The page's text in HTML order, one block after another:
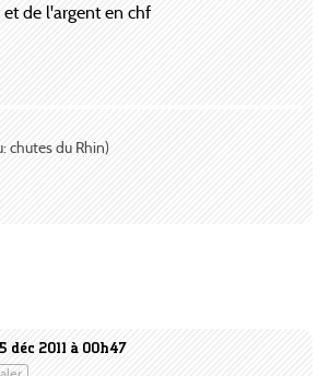
et de l'argent en chf
chutes du Rhin)
déc 2011 à 00h47